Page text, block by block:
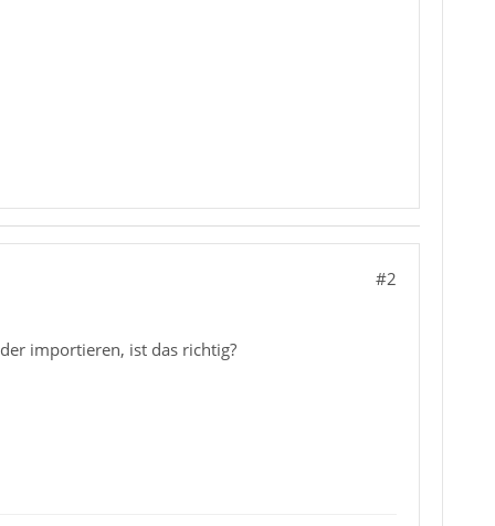
#2
importieren, ist das richtig?